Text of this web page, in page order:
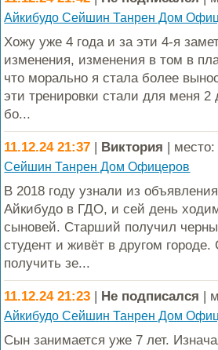
Айкибудо Сейшин Танрен Дом
Хожу уже 4 года и за эти 4-я
изменения, изменения в том в
что морально я стала более
эти тренировки стали для меня
бо...
11.12.24 21:37 | Виктория |
Сейшин Танрен Дом Офицеров
В 2018 году узнали из
Айкибудо в ГДО, и сей день
сыновей. Старший получил
студент и живёт в другом городе.
получить зе...
11.12.24 21:23 | Не подписался |
Айкибудо Сейшин Танрен Дом
Сын занимается уже 7 лет.